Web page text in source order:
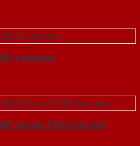
Laminate
Veneer P1R2 Xoan dao